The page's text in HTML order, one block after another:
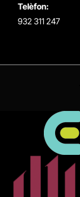
Telèfon:
932 311 247